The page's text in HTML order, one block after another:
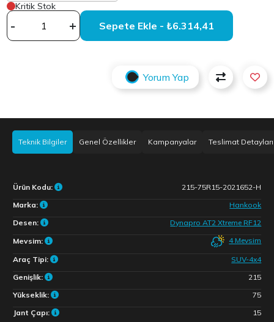
Kritik Stok
- + Sepete Ekle - ₺6.314,41
Yorum Yap
Teknik Bilgiler Genel Özellikler Kampanyalar Teslimat Detayları
Ürün Kodu:
215-75R15-2021652-H
Marka:
Hankook
Desen:
Dynapro AT2 Xtreme RF12
Mevsim:
4 Mevsim
Araç Tipi:
SUV-4x4
Genişlik:
215
Yükseklik:
75
Jant Çapı:
15